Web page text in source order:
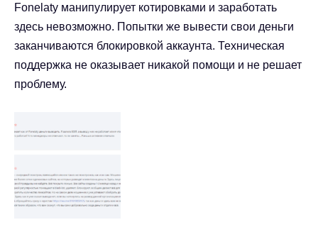
Fonelaty манипулирует котировками и заработать
здесь невозможно. Попытки же вывести свои деньги
заканчиваются блокировкой аккаунта. Техническая
поддержка не оказывает никакой помощи и не решает
проблему.